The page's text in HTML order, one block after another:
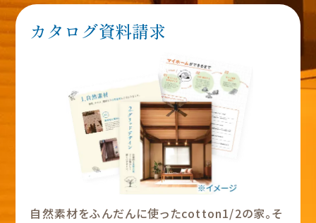
カタログ資料請求
自然素材をふんだんに使ったcotton1/2の家。そ